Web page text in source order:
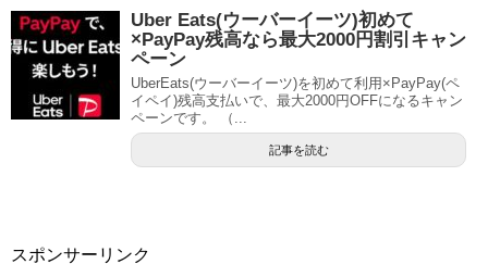
Uber Eats(ウーバーイーツ)初めて
×PayPay残高なら最大2000円割引キャン
ペーン
UberEats(ウーバーイーツ)を初めて利用×PayPay(ペ
イペイ)残高支払いで、最大2000円OFFになるキャン
ペーンです。 （...
記事を読む
スポンサーリンク